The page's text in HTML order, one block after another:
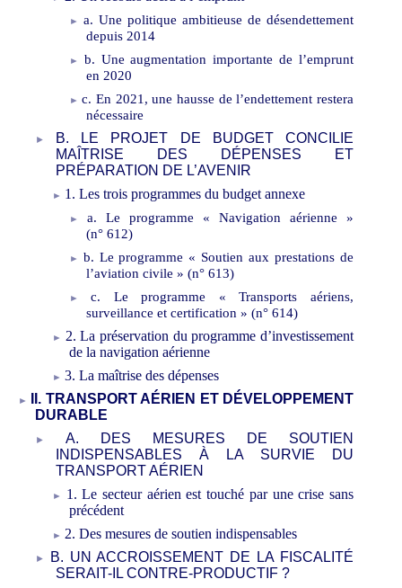
a. Une politique ambitieuse de désendettement
depuis 2014
b. Une augmentation importante de l’emprunt
en 2020
c. En 2021, une hausse de l’endettement restera
nécessaire
B. LE PROJET DE BUDGET CONCILIE
MAÎTRISE DES DÉPENSES ET
PRÉPARATION DE L’AVENIR
1. Les trois programmes du budget annexe
a. Le programme «
Navigation aérienne
»
(n° 612)
b. Le programme « Soutien aux prestations de
l’aviation civile » (n° 613)
c. Le programme «
Transports aériens,
surveillance et certification » (n° 614)
2. La préservation du programme d’investissement
de la navigation aérienne
3. La maîtrise des dépenses
II. TRANSPORT AÉRIEN ET DÉVELOPPEMENT
DURABLE
A. DES MESURES DE SOUTIEN
INDISPENSABLES À LA SURVIE DU
TRANSPORT AÉRIEN
1. Le secteur aérien est touché par une crise sans
précédent
2. Des mesures de soutien indispensables
B. UN ACCROISSEMENT DE LA FISCALITÉ
SERAIT-IL CONTRE-PRODUCTIF ?